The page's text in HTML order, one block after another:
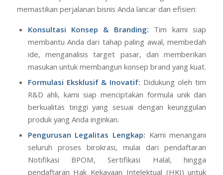
memastikan perjalanan bisnis Anda lancar dan efisien:
Konsultasi Konsep & Branding: Tim kami siap
membantu Anda dari tahap paling awal, membedah
ide, menganalisis target pasar, dan memberikan
masukan untuk membangun konsep brand yang kuat.
Formulasi Eksklusif & Inovatif: Didukung oleh tim
R&D ahli, kami siap menciptakan formula unik dan
berkualitas tinggi yang sesuai dengan keunggulan
produk yang Anda inginkan.
Pengurusan Legalitas Lengkap: Kami menangani
seluruh proses birokrasi, mulai dari pendaftaran
Notifikasi BPOM, Sertifikasi Halal, hingga
pendaftaran Hak Kekayaan Intelektual (HKI) untuk